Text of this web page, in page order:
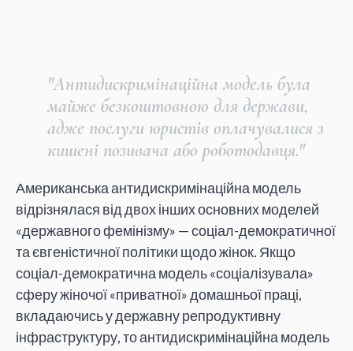
"Антидискримінаційна модель була
майже безкоштовною для держави,
адже послуги юристів оплачувалися з
кишені позивача або роботодавця."
Американська антидискримінаційна модель
відрізнялася від двох інших основних моделей
«державного фемінізму» — соціал-демократичної
та євгеністичної політики щодо жінок. Якщо
соціал-демократична модель «соціалізувала»
сферу жіночої «приватної» домашньої праці,
вкладаючись у державну репродуктивну
інфраструктуру, то антидискримінаційна модель